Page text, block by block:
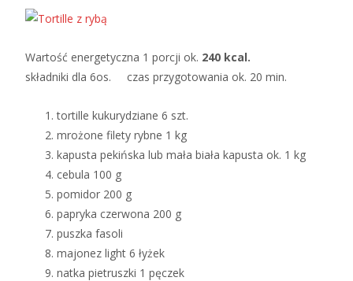
Wartość energetyczna 1 porcji ok. 240 kcal.
składniki dla 6os. czas przygotowania ok. 20 min.
tortille kukurydziane 6 szt.
mrożone filety rybne 1 kg
kapusta pekińska lub mała biała kapusta ok. 1 kg
cebula 100 g
pomidor 200 g
papryka czerwona 200 g
puszka fasoli
majonez light 6 łyżek
natka pietruszki 1 pęczek